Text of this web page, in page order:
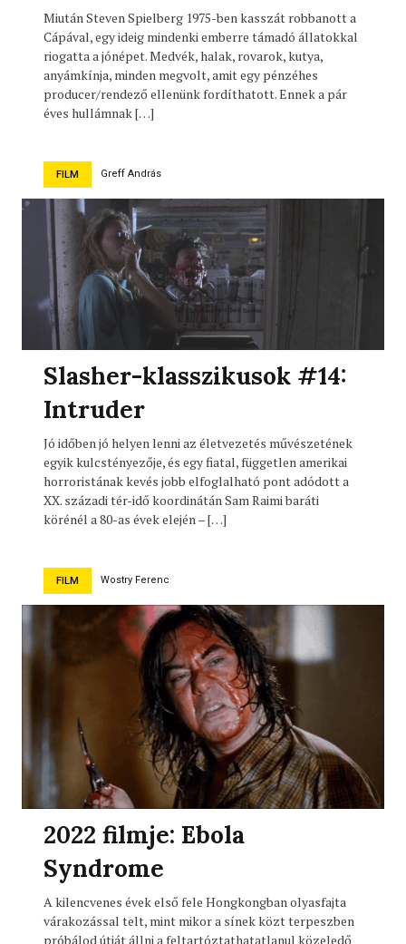
Miután Steven Spielberg 1975-ben kasszát robbanott a
Cápával, egy ideig mindenki emberre támadó állatokkal
riogatta a jónépet. Medvék, halak, rovarok, kutya,
anyámkínja, minden megvolt, amit egy pénzéhes
producer/rendező ellenünk fordíthatott. Ennek a pár
éves hullámnak […]
FILM Greff András
Slasher-klasszikusok #14:
Intruder
Jó időben jó helyen lenni az életvezetés művészetének
egyik kulcstényezője, és egy fiatal, független amerikai
horroristának kevés jobb elfoglalható pont adódott a
XX. századi tér-idő koordinátán Sam Raimi baráti
körénél a 80-as évek elején – […]
FILM Wostry Ferenc
2022 filmje: Ebola
Syndrome
A kilencvenes évek első fele Hongkongban olyasfajta
várakozással telt, mint mikor a sínek közt terpeszben
próbálod útját állni a feltartóztathatatlanul közeledő